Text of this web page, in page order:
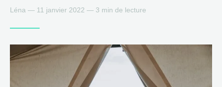
Léna — 11 janvier 2022 — 3 min de lecture